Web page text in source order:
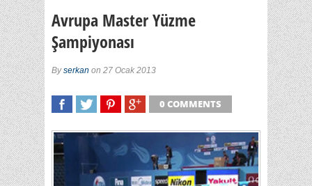
Avrupa Master Yüzme
Şampiyonası
Byserkan on 27 Ocak 2013
0 COMMENTS